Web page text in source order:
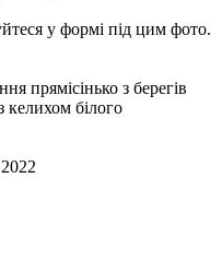
у формі під цим фото.
прямісінько з берегів
келихом білого